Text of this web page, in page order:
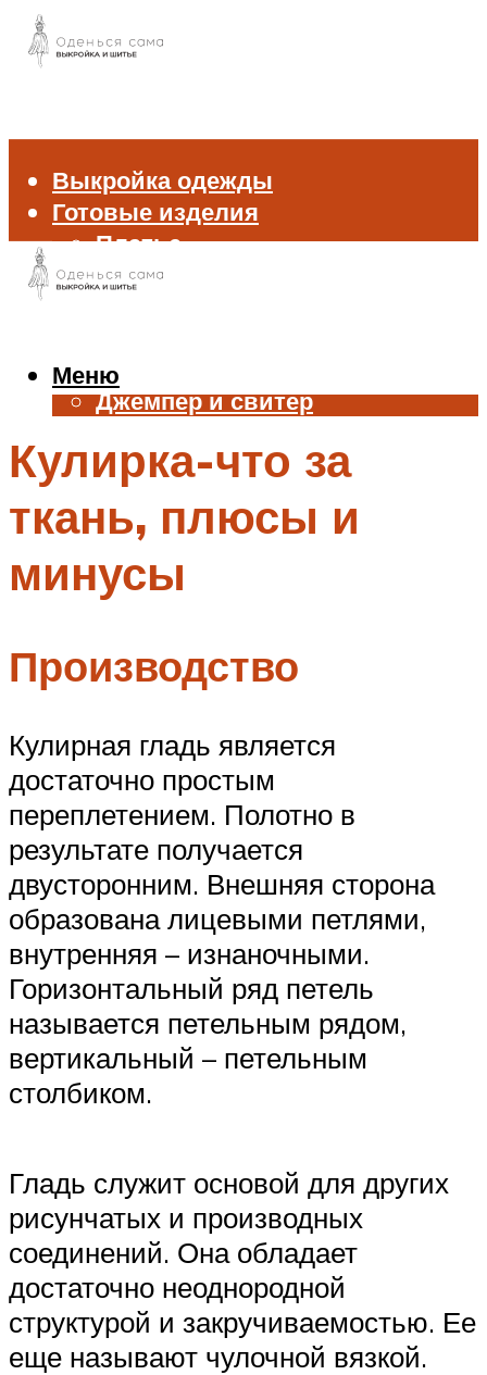
Выкройка одежды
Готовые изделия
Платье
Брюки
Жилет
Джемпер и свитер
Аксессуары
Меню
Меню
Кулирка-что за
ткань, плюсы и
минусы
Производство
Кулирная гладь является
достаточно простым
переплетением. Полотно в
результате получается
двусторонним. Внешняя сторона
образована лицевыми петлями,
внутренняя – изнаночными.
Горизонтальный ряд петель
называется петельным рядом,
вертикальный – петельным
столбиком.
Гладь служит основой для других
рисунчатых и производных
соединений. Она обладает
достаточно неоднородной
структурой и закручиваемостью. Ее
еще называют чулочной вязкой.